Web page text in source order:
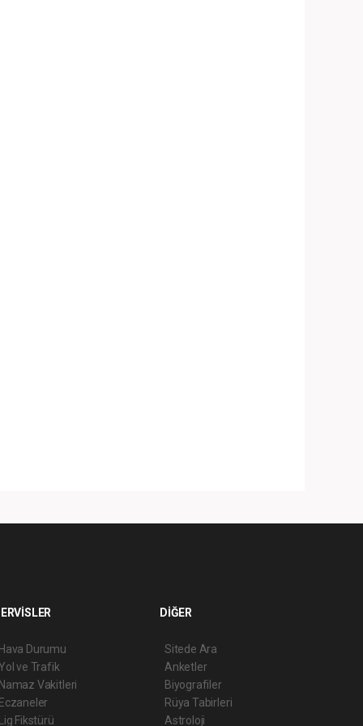
Durumu
ve Trafik
Vakitleri
Fikstürü
DİĞER
Sitede Ara
Anketler
Biyografiler
Rüya Tabirleri
Astroloji